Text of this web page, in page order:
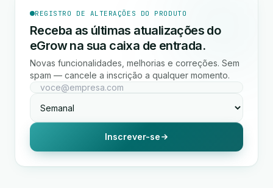
REGISTRO DE ALTERAÇÕES DO PRODUTO
Receba as últimas atualizações do
eGrow na sua caixa de entrada.
Novas funcionalidades, melhorias e correções. Sem
spam — cancele a inscrição a qualquer momento.
Inscrever-se